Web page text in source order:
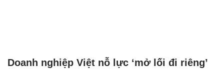
Doanh nghiệp Việt nỗ lực ‘mở lối đi riêng’